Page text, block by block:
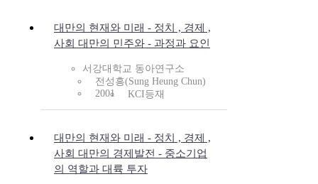
대만의 현재와 미래 - 정치 , 경제 ,
사회 대만의 민주와 - 과정과 요인
서강대학교 동아연구소
전성흥(Sung Heung Chun)
2001
KCI등재
대만의 현재와 미래 - 정치 , 경제 ,
사회 대만의 경제발전 - 중소기업
의 역할과 대륙 투자